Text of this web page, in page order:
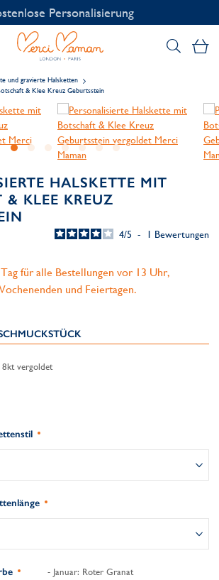
Personalisierung
und gravierte Halsketten
& Klee Kreuz Geburtsstein
HALSKETTE MIT
& KLEE KREUZ
4/5 - 1 Bewertungen
für alle Bestellungen vor 13 Uhr,
und Feiertagen.
vergoldet
- Januar: Roter Granat